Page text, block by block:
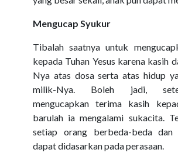
Mengucap Syukur
Tibalah saatnya untuk
kepada Tuhan Yesus karena kasih
Nya atas dosa serta atas hidup
milik-Nya. Boleh jadi,
mengucapkan terima kasih
barulah ia mengalami sukacita.
setiap orang berbeda-beda dan
dapat didasarkan pada perasaan.